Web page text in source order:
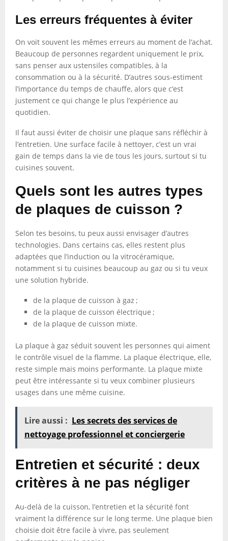
Les erreurs fréquentes à éviter
On voit souvent les mêmes erreurs au moment de l’achat.
Beaucoup de personnes regardent uniquement le prix,
sans penser aux ustensiles compatibles, à la
consommation ou à la sécurité. D’autres sous-estiment
l’importance du temps de chauffe, alors que c’est
justement ce qui change le plus l’expérience au
quotidien.
Il faut aussi éviter de choisir une plaque sans réfléchir à
l’entretien. Une surface facile à nettoyer, c’est un vrai
gain de temps dans la vie de tous les jours, surtout si tu
cuisines souvent.
Quels sont les autres types
de plaques de cuisson ?
Selon tes besoins, tu peux aussi envisager d’autres
technologies. Dans certains cas, elles restent plus
adaptées que l’induction ou la vitrocéramique,
notamment si tu cuisines beaucoup au gaz ou si tu veux
une solution hybride.
de la plaque de cuisson à gaz ;
de la plaque de cuisson électrique ;
de la plaque de cuisson mixte.
La plaque à gaz séduit souvent les personnes qui aiment
le contrôle visuel de la flamme. La plaque électrique, elle,
reste simple mais moins performante. La plaque mixte
peut être intéressante si tu veux combiner plusieurs
usages dans une même cuisine.
Lire aussi : Les secrets des services de
nettoyage professionnel et conciergerie
Entretien et sécurité : deux
critères à ne pas négliger
Au-delà de la cuisson, l’entretien et la sécurité font
vraiment la différence sur le long terme. Une plaque bien
choisie doit être facile à vivre, pas seulement